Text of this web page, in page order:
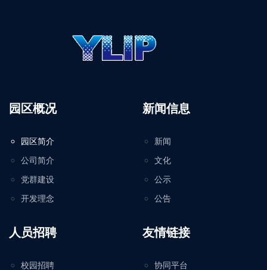
园区概况
园区简介
公司简介
党群建设
开发理念
新闻信息
新闻
文化
公示
公告
人员招聘
校园招聘
友情链接
协同平台